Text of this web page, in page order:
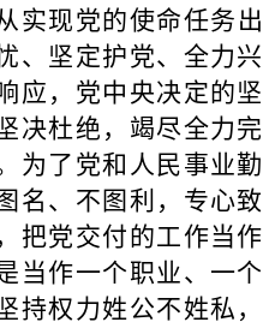
实现党的使命任务出
、坚定护党、全力兴
应，党中央决定的坚
决杜绝，竭尽全力完
为了党和人民事业勤
名、不图利，专心致
把党交付的工作当作
当作一个职业、一个
持权力姓公不姓私，